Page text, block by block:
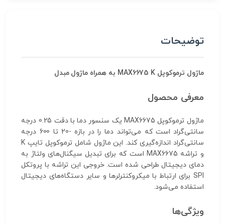
توضیحات
ماژول ترموکوپل MAX6675 K به همراه ماژول مبدل
معرفی محصول
ماژول ترموکوپل MAX6675 یک سنسور دما با دقت 0.25 درجه
سانتی‌گراد است که می‌تواند دما را در بازه -20 تا 600 درجه
سانتی‌گراد اندازه‌گیری کند. این ماژول شامل ترموکوپل تایپ K
و تراشه MAX6675 است که برای تبدیل سیگنال‌های ولتاژ به
دمای دیجیتال طراحی شده است. خروجی این تراشه با پروتکل
SPI برای ارتباط با میکروکنترلرها و سایر دستگاه‌های دیجیتال
استفاده می‌شود.
ویژگی‌ها